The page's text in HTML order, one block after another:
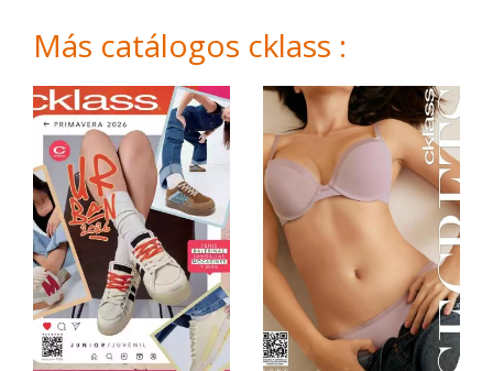
Más catálogos cklass :